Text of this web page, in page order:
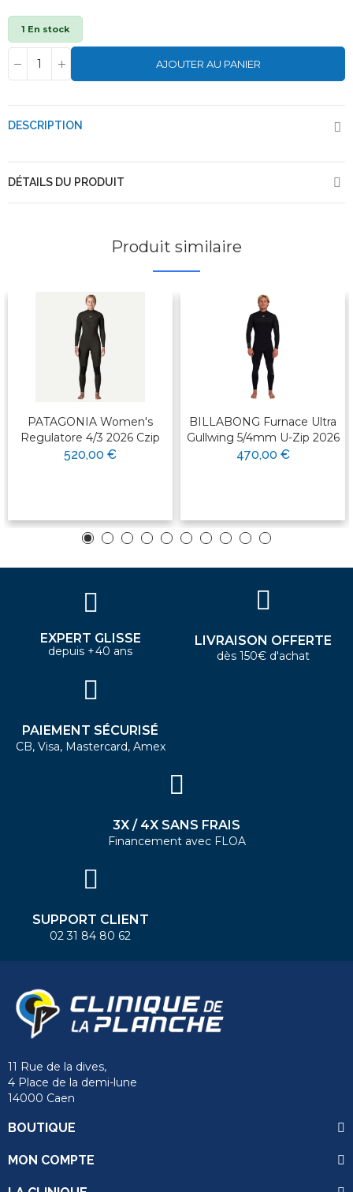
1 En stock
AJOUTER AU PANIER
DESCRIPTION
DÉTAILS DU PRODUIT
Produit similaire
PATAGONIA Women's
Regulatore 4/3 2026 Czip
520,00 €
BILLABONG Furnace Ultra
Gullwing 5/4mm U-Zip 2026
470,00 €
EXPERT GLISSE
depuis +40 ans
LIVRAISON OFFERTE
dès 150€ d'achat
PAIEMENT SÉCURISÉ
CB, Visa, Mastercard, Amex
3X / 4X SANS FRAIS
Financement avec FLOA
SUPPORT CLIENT
02 31 84 80 62
11 Rue de la dives,
4 Place de la demi-lune
14000 Caen
BOUTIQUE
MON COMPTE